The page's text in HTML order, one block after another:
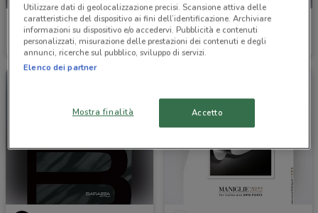
Emu
Scade il 31/12 19.4 km
Barazza
Scade il 31/12
Utilizzare dati di geolocalizzazione precisi. Scansione attiva delle
caratteristiche del dispositivo ai fini dell’identificazione. Archiviare
informazioni su dispositivo e/o accedervi. Pubblicità e contenuti
personalizzati, misurazione delle prestazioni dei contenuti e degli
annunci, ricerche sul pubblico, sviluppo di servizi.
Elenco dei partner
Mostra finalità Accetto